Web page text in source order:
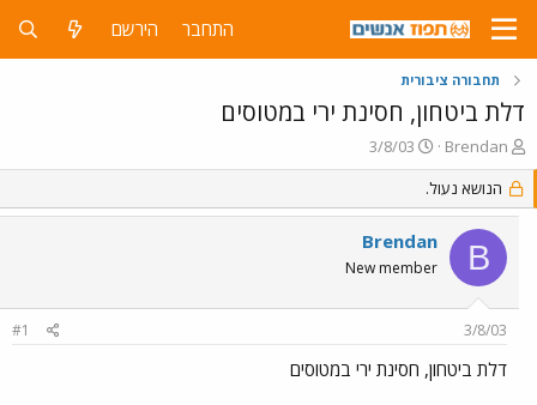
התחבר הירשם
תחבורה ציבורית
דלת ביטחון, חסינת ירי במטוסים
פ
ו
ת
ח
נ
Brendan
פ
ו
ס
ם
ב
ת
ך
3/8/03
הנושא נעול.
B
Brendan
New member
3/8/03
#1
דלת ביטחון, חסינת ירי במטוסים